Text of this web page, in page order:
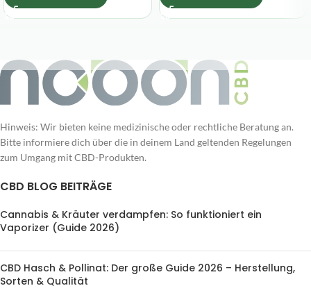
Hinweis: Wir bieten keine medizinische oder rechtliche Beratung an.
Bitte informiere dich über die in deinem Land geltenden Regelungen
zum Umgang mit CBD-Produkten.
CBD BLOG BEITRÄGE
Cannabis & Kräuter verdampfen: So funktioniert ein
Vaporizer (Guide 2026)
CBD Hasch & Pollinat: Der große Guide 2026 – Herstellung,
Sorten & Qualität